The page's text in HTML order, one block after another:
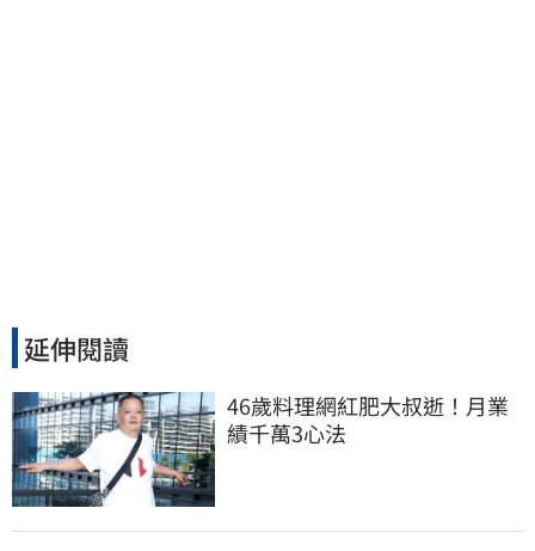
延伸閱讀
46歲料理網紅肥大叔逝！月業
績千萬3心法